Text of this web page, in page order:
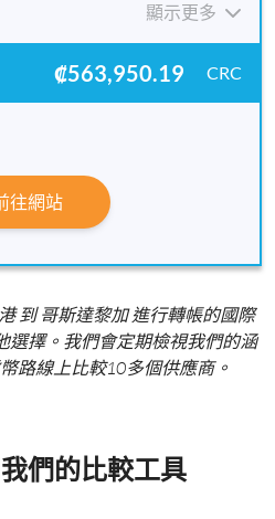
顯示更多
₡563,950.19 CRC
往網站
到 哥斯達黎加 進行轉帳的國際
選擇。我們會定期檢視我們的涵
路線上比較10多個供應商。
們的比較工具